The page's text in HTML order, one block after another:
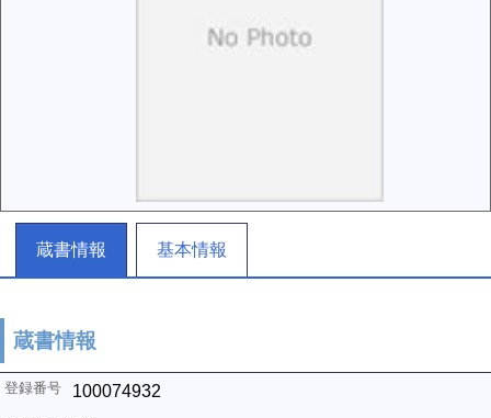
蔵書情報 基本情報
蔵書情報
100074932